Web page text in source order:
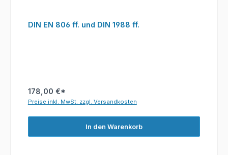
DIN EN 806 ff. und DIN 1988 ff.
178,00 €*
Preise inkl. MwSt. zzgl. Versandkosten
In den Warenkorb